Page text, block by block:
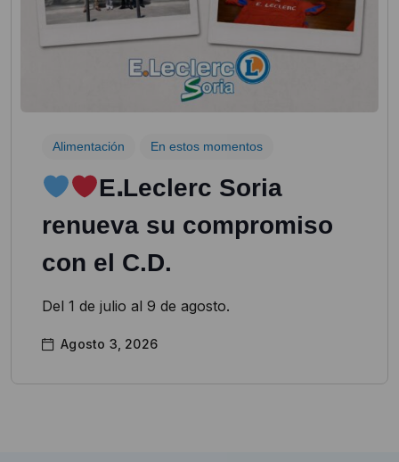
Alimentación En estos momentos
EꓸLeclerc Soria
renueva su compromiso
con el C.D.
Del 1 de julio al 9 de agosto.
Agosto 3, 2026